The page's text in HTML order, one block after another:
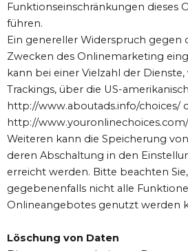
Funktionseinschränkungen dieses
führen.
Ein genereller Widerspruch gegen
Zwecken des Onlinemarketing
kann bei einer Vielzahl der
Trackings, über die US-
http://www.aboutads.info/choices/
http://
Weiteren kann die Speicherung
deren Abschaltung in den
erreicht werden. Bitte beachten
gegebenenfalls nicht alle
Onlineangebotes genutzt werden
Löschung von Daten